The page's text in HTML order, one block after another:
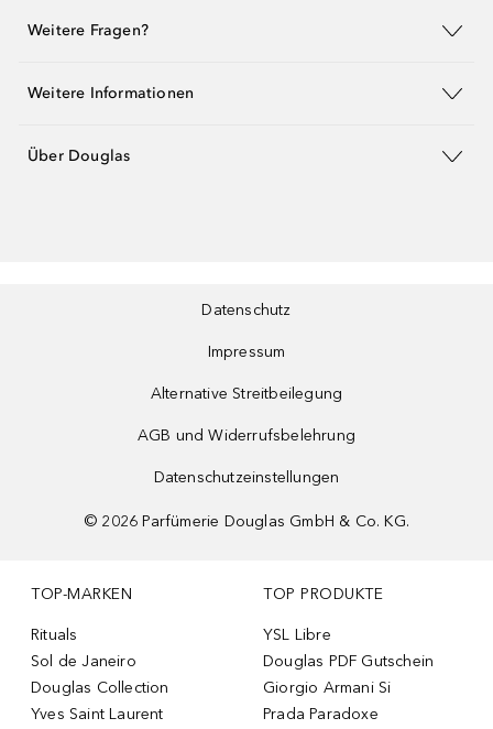
Weitere Fragen?
Weitere Informationen
Über Douglas
Datenschutz
Impressum
Alternative Streitbeilegung
AGB und Widerrufsbelehrung
Datenschutzeinstellungen
© 2026 Parfümerie Douglas GmbH & Co. KG.
TOP-MARKEN
Rituals
Sol de Janeiro
Douglas Collection
Yves Saint Laurent
TOP PRODUKTE
YSL Libre
Douglas PDF Gutschein
Giorgio Armani Si
Prada Paradoxe